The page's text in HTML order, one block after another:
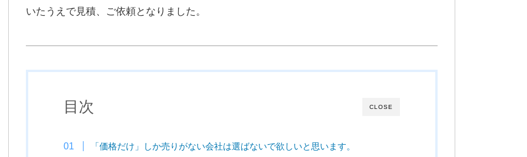
いたうえで見積、ご依頼となりました。
CLOSE
目次
「価格だけ」しか売りがない会社は選ばないで欲しいと思います。